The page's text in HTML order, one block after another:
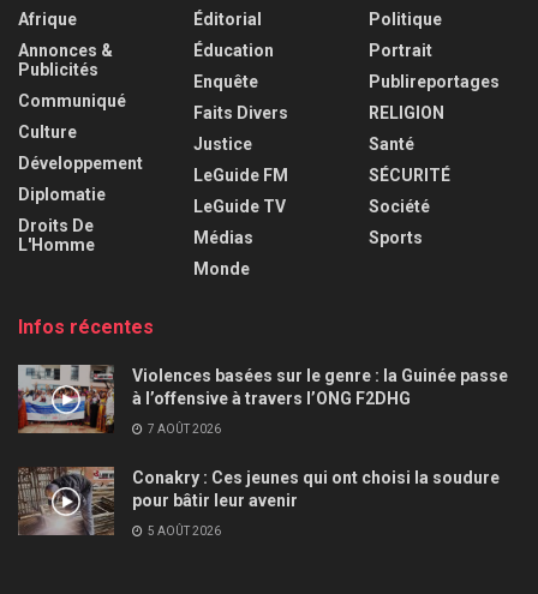
Afrique
Annonces &
Publicités
Communiqué
Culture
Développement
Diplomatie
Droits De
L'Homme
Éditorial
Éducation
Enquête
Faits Divers
Justice
LeGuide FM
LeGuide TV
Médias
Monde
Politique
Portrait
Publireportages
RELIGION
Santé
SÉCURITÉ
Société
Sports
Infos récentes
Violences basées sur le genre : la Guinée passe
à l’offensive à travers l’ONG F2DHG
7 AOÛT 2026
Conakry : Ces jeunes qui ont choisi la soudure
pour bâtir leur avenir
5 AOÛT 2026